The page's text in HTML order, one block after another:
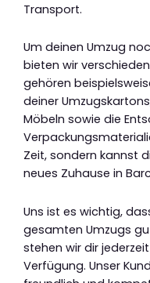
Transport.
Um deinen Umzug
bieten wir
gehören
deiner
Möbeln sowie die
Zeit, sondern kannst
neues Zuhause in
Uns ist es wichtig,
gesamten Umzugs
stehen wir dir
Verfügung. Unser